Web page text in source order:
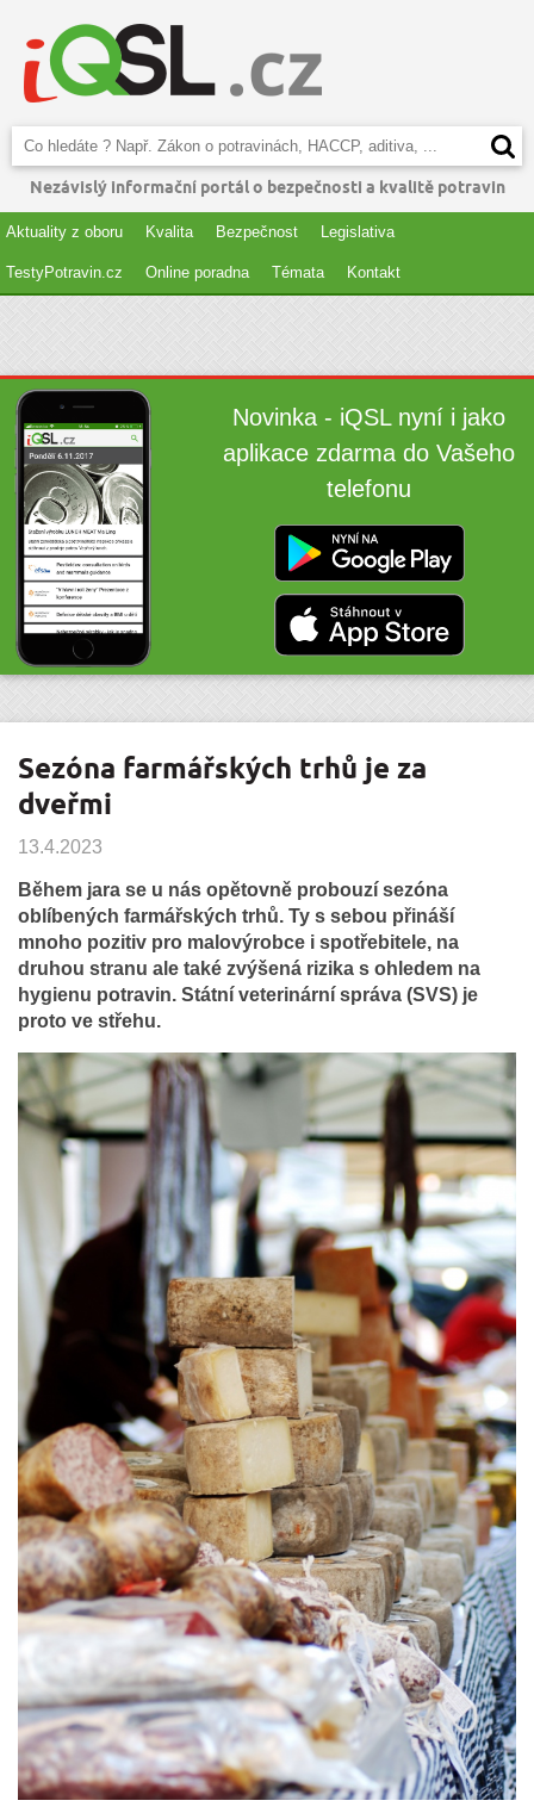
Nezávislý informační portál o bezpečnosti a kvalitě potravin
Aktuality z oboru Kvalita Bezpečnost Legislativa
TestyPotravin.cz Online poradna Témata Kontakt
Novinka - iQSL nyní i jako
aplikace zdarma do Vašeho
telefonu
Sezóna farmářských trhů je za
dveřmi
13.4.2023
Během jara se u nás opětovně probouzí sezóna
oblíbených farmářských trhů. Ty s sebou přináší
mnoho pozitiv pro malovýrobce i spotřebitele, na
druhou stranu ale také zvýšená rizika s ohledem na
hygienu potravin. Státní veterinární správa (SVS) je
proto ve střehu.